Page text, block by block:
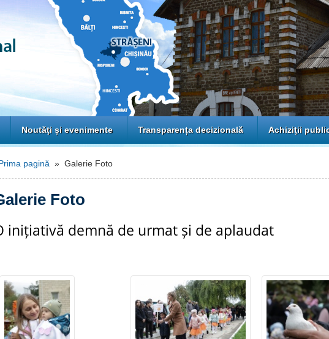
Noutăţi și evenimente Transparența decizională Achiziţii
pagină » Galerie Foto
Foto
inițiativă demnă de urmat și de aplaudat